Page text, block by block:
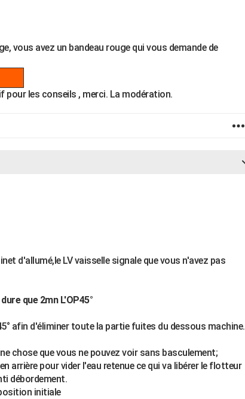
vous avez un bandeau rouge qui vous demande de
pour les conseils , merci. La modération.
d'allumé,le LV vaisselle signale que vous n'avez pas
que 2mn L'OP45°
afin d'éliminer toute la partie fuites du dessous machine.
chose que vous ne pouvez voir sans basculement;
arrière pour vider l'eau retenue ce qui va libérer le flotteur
débordement.
initiale